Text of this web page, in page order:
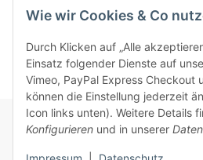
Wie wir Cookies & Co
Durch Klicken auf „Alle
Einsatz folgender Dienste auf
Vimeo, PayPal Express Checkout
können die Einstellung jederzeit
Icon links unten). Weitere Details
Konfigurieren und in unserer